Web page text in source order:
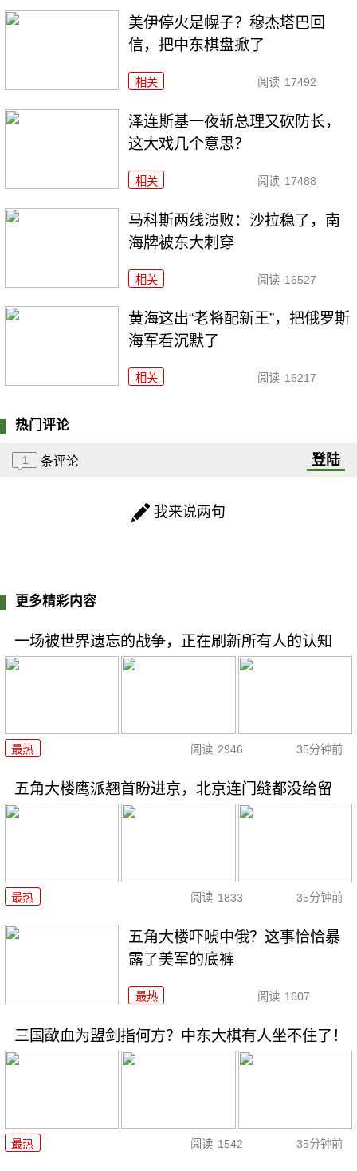
美伊停火是幌子？穆杰塔巴回
信，把中东棋盘掀了
相关 阅读 17492
泽连斯基一夜斩总理又砍防长，
这大戏几个意思？
相关 阅读 17488
马科斯两线溃败：沙拉稳了，南
海牌被东大刺穿
相关 阅读 16527
黄海这出“老将配新王”，把俄罗斯
海军看沉默了
相关 阅读 16217
热门评论
1 条评论 登陆
我来说两句
更多精彩内容
一场被世界遗忘的战争，正在刷新所有人的认知
最热 阅读 2946 35分钟前
五角大楼鹰派翘首盼进京，北京连门缝都没给留
最热 阅读 1833 35分钟前
五角大楼吓唬中俄？这事恰恰暴
露了美军的底裤
最热 阅读 1607
三国歃血为盟剑指何方？中东大棋有人坐不住了！
最热 阅读 1542 35分钟前